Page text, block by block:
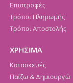
Επιστροφές
Τρόποι Πληρωμής
Τρόποι Αποστολής
ΧΡΗΣΙΜΑ
Κατασκευές
Παίζω & Δημιουργώ